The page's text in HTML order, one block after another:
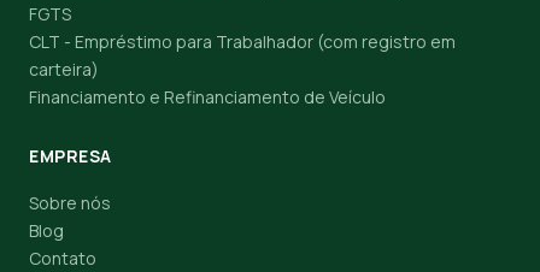
FGTS
CLT - Empréstimo para Trabalhador (com registro em
carteira)
Financiamento e Refinanciamento de Veículo
EMPRESA
Sobre nós
Blog
Contato